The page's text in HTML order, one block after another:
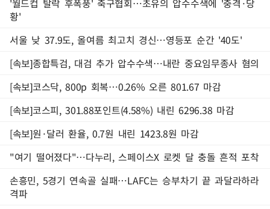
'월드컵 탈락 후폭풍' 축구협회…초유의 압수수색에 '충격·당
황'
서울 낮 37.9도, 올여름 최고치 경신…영등포 순간 '40도'
[속보]종합특검, 대검 추가 압수수색…내란 중요임무종사 혐의
[속보]코스닥, 800p 회복…0.26% 오른 801.67 마감
[속보]코스피, 301.88포인트(4.58%) 내린 6296.38 마감
[속보]원·달러 환율, 0.7원 내린 1423.8원 마감
"여기 떨어졌다"…다누리, 스페이스X 로켓 달 충돌 흔적 포착
손흥민, 5경기 연속골 실패…LAFC는 승부차기 끝 과달라하라
격파